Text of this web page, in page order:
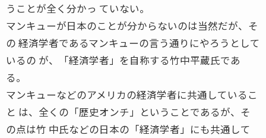
うことが全く分かっ ていない。
マンキューが日本のことが分からないのは当然だが、そ
の 経済学者であるマンキューの言う通りにやろうとして
いるの が、「経済学者」を自称する竹中平蔵氏であ
る。
マンキューなどのアメリカの経済学者に共通しているこ
と は、全くの「歴史オンチ」ということであるが、そ
の点は竹 中氏などの日本の「経済学者」にも共通して